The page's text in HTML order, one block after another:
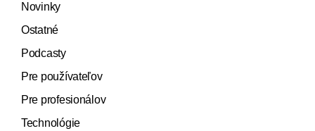
Novinky
Ostatné
Podcasty
Pre používateľov
Pre profesionálov
Technológie